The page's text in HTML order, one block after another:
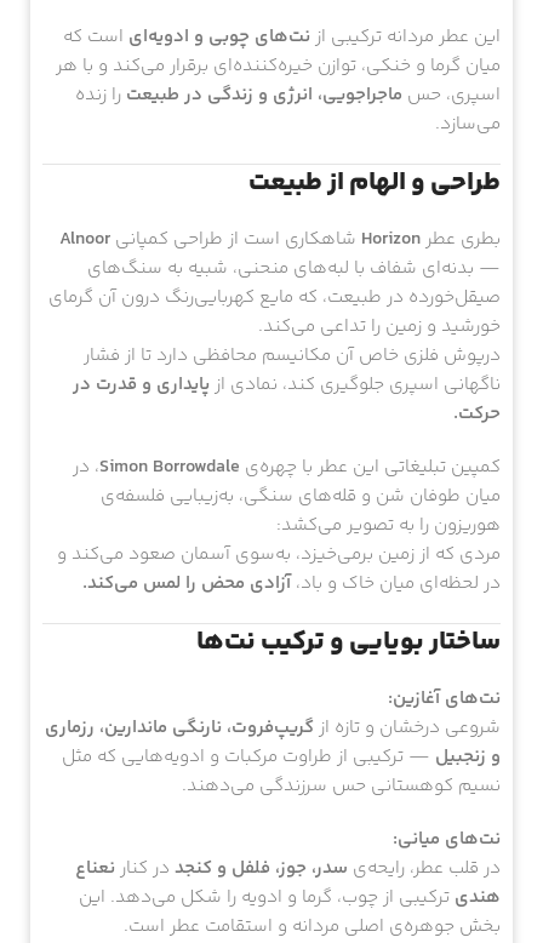
این عطر مردانه ترکیبی ازنت‌های چوبی و ادویه‌ایاست که
میان گرما و خنکی، توازن خیره‌کننده‌ای برقرار می‌کند و با هر
اسپری، حس
بطری عطر Horizonشاهکاری است از طراحی کمپانیAlnoor
— بدنه‌ای شفاف با لبه‌های منحنی، شبیه به سنگ‌های
صیقل‌خورده در طبیعت، که مایع کهربایی‌رنگ درون آن گرمای
خورشید و زمین را تداعی می‌کند.
درپوش فلزی خاص آن مکانیسم محافظی دارد تا از فشار
ناگهانی اسپری جلوگیری کند، نمادی از
کمپین تبلیغاتی این عطر با چهره‌ی Simon Borrowdale
میان طوفان شن و قله‌های سنگی، به‌زیبایی فلسفه‌ی
هوریزون را به تصویر می‌کشد:
مردی که از زمین برمی‌خیزد، به‌سوی آسمان صعود می‌کند و
نت‌های آغازین:
شروعی درخشان و تازه ازگریپ‌فروت، نارنگی ماندارین، رزماری
و زنجبیل— ترکیبی از طراوت مرکبات و ادویه‌هایی که مثل
نت‌های میانی:
در قلب عطر، رایحه‌یسدر، جوز، فلفل و کنجد در کنارنعناع
هندی ترکیبی از چوب، گرما و ادویه را شکل می‌دهد. این